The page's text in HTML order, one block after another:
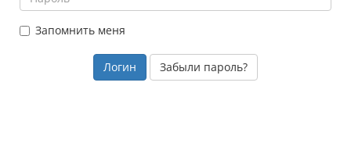
Запомнить меня
Забыли пароль?